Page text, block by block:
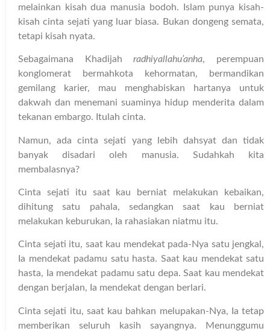
melainkan kisah dua manusia bodoh. Islam punya kisah-
kisah cinta sejati yang luar biasa. Bukan dongeng semata,
tetapi kisah nyata.
Sebagaimana Khadijahradhiyallahu’anha, perempuan
konglomerat bermahkota kehormatan, bermandikan
gemilang karier, mau menghabiskan hartanya untuk
dakwah dan menemani suaminya hidup menderita dalam
tekanan embargo. Itulah cinta.
Namun, ada cinta sejati yang lebih dahsyat dan tidak
banyak disadari oleh manusia. Sudahkah kita
membalasnya?
Cinta sejati itu saat kau berniat melakukan kebaikan,
dihitung satu pahala, sedangkan saat kau berniat
melakukan keburukan, Ia rahasiakan niatmu itu.
Cinta sejati itu, saat kau mendekat pada-Nya satu jengkal,
Ia mendekat padamu satu hasta. Saat kau mendekat satu
hasta, Ia mendekat padamu satu depa. Saat kau mendekat
dengan berjalan, Ia mendekat dengan berlari.
Cinta sejati itu, saat kau bahkan melupakan-Nya, Ia tetap
memberikan seluruh kasih sayangnya. Menunggumu